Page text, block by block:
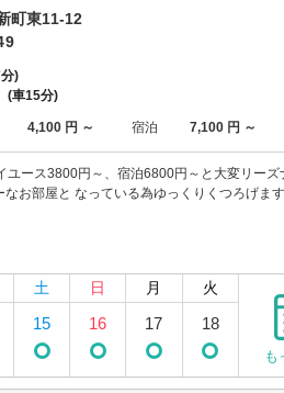
町東11-12
)
(車15分)
4,100 円 ～ 宿泊 7,100 円 ～
ース3800円～、宿泊6800円～と大変リーズ
お部屋と なっている為ゆっくりくつろげま
土 日 月 火
15 16 17 18
も